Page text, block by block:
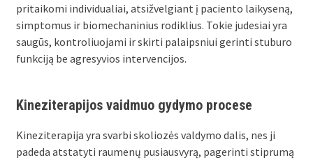
pritaikomi individualiai, atsižvelgiant į paciento laikyseną,
simptomus ir biomechaninius rodiklius. Tokie judesiai yra
saugūs, kontroliuojami ir skirti palaipsniui gerinti stuburo
funkciją be agresyvios intervencijos.
Kineziterapijos vaidmuo gydymo procese
Kineziterapija yra svarbi skoliozės valdymo dalis, nes ji
padeda atstatyti raumenų pusiausvyrą, pagerinti stiprumą